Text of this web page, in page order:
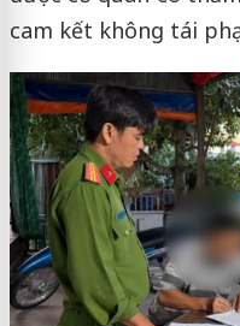
cam kết không tái